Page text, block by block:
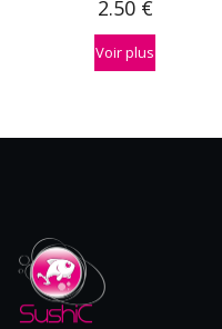
2.50 €
Voir plus